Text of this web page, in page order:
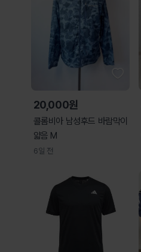
20,000원
콜롬비아 남성후드 바람막이
얇음 M
6일 전